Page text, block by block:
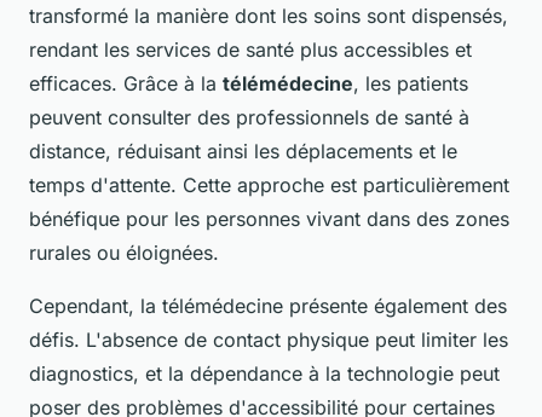
transformé la manière dont les soins sont dispensés,
rendant les services de santé plus accessibles et
efficaces. Grâce à la télémédecine, les patients
peuvent consulter des professionnels de santé à
distance, réduisant ainsi les déplacements et le
temps d'attente. Cette approche est particulièrement
bénéfique pour les personnes vivant dans des zones
rurales ou éloignées.
Cependant, la télémédecine présente également des
défis. L'absence de contact physique peut limiter les
diagnostics, et la dépendance à la technologie peut
poser des problèmes d'accessibilité pour certaines